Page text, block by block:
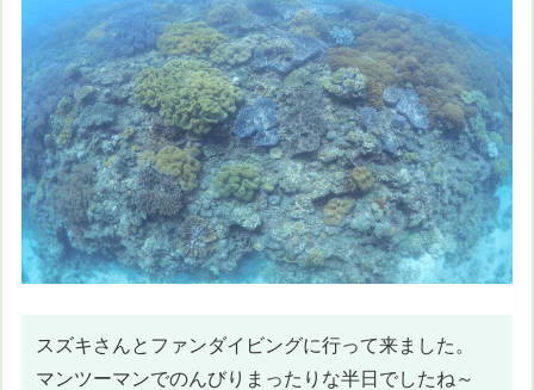
スズキさんとファンダイビングに行って来ました。
マンツーマンでのんびりまったりな半日でしたね～